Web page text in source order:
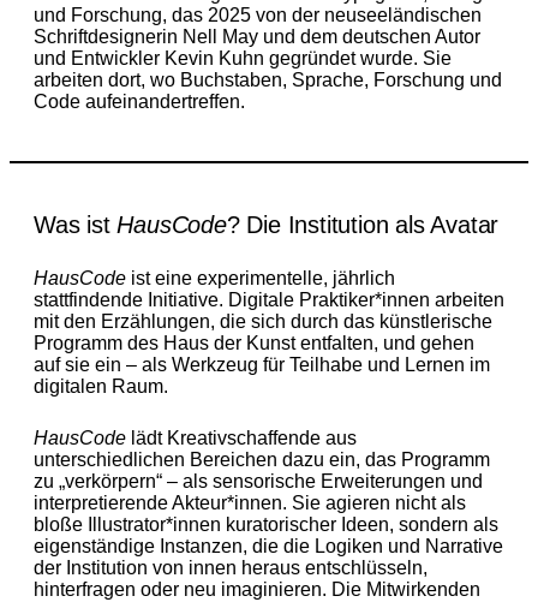
und Forschung, das 2025 von der neuseeländischen
Schriftdesignerin Nell May und dem deutschen Autor
und Entwickler Kevin Kuhn gegründet wurde. Sie
arbeiten dort, wo Buchstaben, Sprache, Forschung und
Code aufeinandertreffen.
Was istHausCode? Die Institution als Avatar
HausCode ist eine experimentelle, jährlich
stattfindende Initiative. Digitale Praktiker*innen arbeiten
mit den Erzählungen, die sich durch das künstlerische
Programm des Haus der Kunst entfalten, und gehen
auf sie ein – als Werkzeug für Teilhabe und Lernen im
digitalen Raum.
HausCode lädt Kreativschaffende aus
unterschiedlichen Bereichen dazu ein, das Programm
zu „verkörpern“ – als sensorische Erweiterungen und
interpretierende Akteur*innen. Sie agieren nicht als
bloße Illustrator*innen kuratorischer Ideen, sondern als
eigenständige Instanzen, die die Logiken und Narrative
der Institution von innen heraus entschlüsseln,
hinterfragen oder neu imaginieren. Die Mitwirkenden